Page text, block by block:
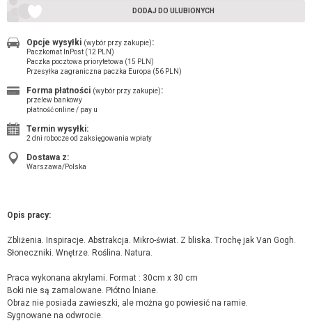
DODAJ DO ULUBIONYCH
Opcje wysyłki (wybór przy zakupie):
Paczkomat InPost (12 PLN)
Paczka pocztowa priorytetowa (15 PLN)
Przesyłka zagraniczna paczka Europa (56 PLN)
Forma płatności (wybór przy zakupie):
przelew bankowy
płatność online / pay u
Termin wysyłki:
2 dni robocze od zaksięgowania wpłaty
Dostawa z:
Warszawa/Polska
Opis pracy:
Zbliżenia. Inspiracje. Abstrakcja. Mikro-świat. Z bliska. Trochę jak Van Gogh.
Słoneczniki. Wnętrze. Roślina. Natura.
Praca wykonana akrylami. Format : 30cm x 30 cm
Boki nie są zamalowane. Płótno lniane.
Obraz nie posiada zawieszki, ale można go powiesić na ramie.
Sygnowane na odwrocie.